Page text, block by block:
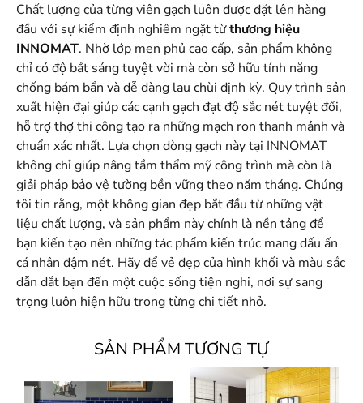
Chất lượng của từng viên gạch luôn được đặt lên hàng
đầu với sự kiểm định nghiêm ngặt từthương hiệu
INNOMAT. Nhờ lớp men phủ cao cấp, sản phẩm không
chỉ có độ bắt sáng tuyệt vời mà còn sở hữu tính năng
chống bám bẩn và dễ dàng lau chùi định kỳ. Quy trình sản
xuất hiện đại giúp các cạnh gạch đạt độ sắc nét tuyệt đối,
hỗ trợ thợ thi công tạo ra những mạch ron thanh mảnh và
chuẩn xác nhất. Lựa chọn dòng gạch này tại INNOMAT
không chỉ giúp nâng tầm thẩm mỹ công trình mà còn là
giải pháp bảo vệ tường bền vững theo năm tháng. Chúng
tôi tin rằng, một không gian đẹp bắt đầu từ những vật
liệu chất lượng, và sản phẩm này chính là nền tảng để
bạn kiến tạo nên những tác phẩm kiến trúc mang dấu ấn
cá nhân đậm nét. Hãy để vẻ đẹp của hình khối và màu sắc
dẫn dắt bạn đến một cuộc sống tiện nghi, nơi sự sang
trọng luôn hiện hữu trong từng chi tiết nhỏ.
SẢN PHẨM TƯƠNG TỰ